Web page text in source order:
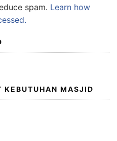
spam. Learn how
KEBUTUHAN MASJID